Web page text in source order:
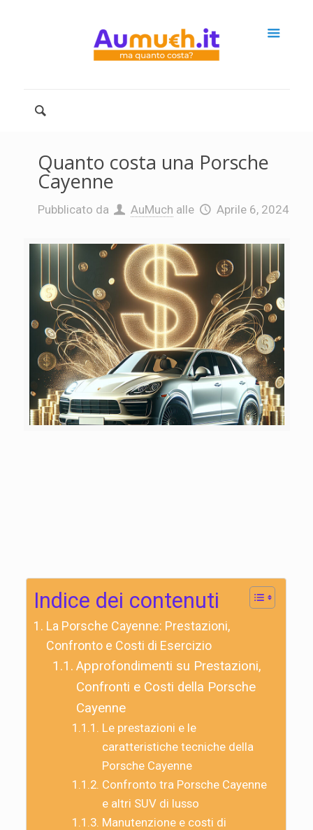
Quanto costa una Porsche
Cayenne
Pubblicato da AuMuch alle Aprile 6, 2024
Indice dei contenuti
La Porsche Cayenne: Prestazioni,
Confronto e Costi di Esercizio
Approfondimenti su Prestazioni,
Confronti e Costi della Porsche
Cayenne
Le prestazioni e le
caratteristiche tecniche della
Porsche Cayenne
Confronto tra Porsche Cayenne
e altri SUV di lusso
Manutenzione e costi di